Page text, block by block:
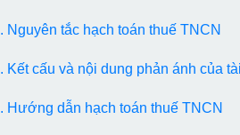
Nguyên tắc hạch toán thuế TNCN
Kết cấu và nội dung phản ánh của
Hướng dẫn hạch toán thuế TNCN